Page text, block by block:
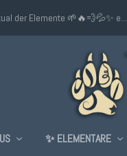
der Elemente 🌱🔥💨💦✨ e...
✨ ELEMENTARE